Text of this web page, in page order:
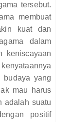
tersebut.
membuat
kuat dan
dalam
keniscayaan
budaya yang
mau harus
adalah suatu
positif